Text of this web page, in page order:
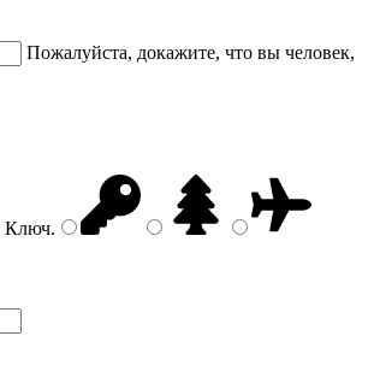
Пожалуйста, докажите, что вы человек,
Ключ.